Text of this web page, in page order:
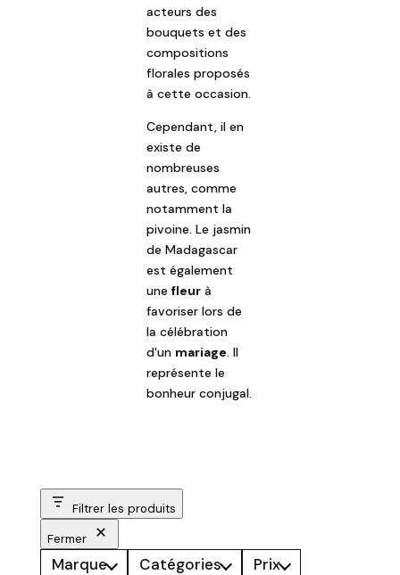
acteurs des
bouquets et des
compositions
florales proposés
à cette occasion.
Cependant, il en
existe de
nombreuses
autres, comme
notamment la
pivoine. Le jasmin
de Madagascar
est également
unefleur à
favoriser lors de
la célébration
d'un mariage. Il
représente le
bonheur conjugal.
Filtrer les produits
Fermer
Marque Catégories Prix